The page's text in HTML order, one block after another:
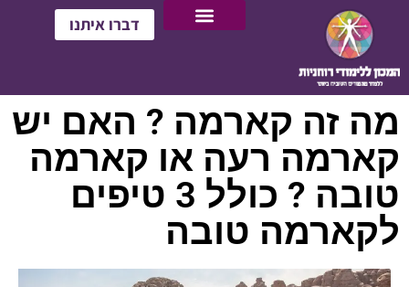
דברו איתנו
מה זה קארמה ? האם יש
קארמה רעה או קארמה
טובה ? כולל 3 טיפים
לקארמה טובה